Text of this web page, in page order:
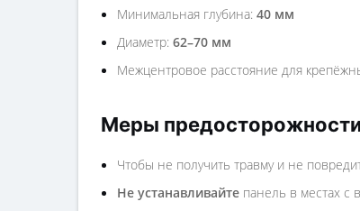
Минимальная глубина: 40 мм
Диаметр: 62–70 мм
Межцентровое расстояние для
Меры
Чтобы не получить травму и не
Не устанавливайте панель в местах с